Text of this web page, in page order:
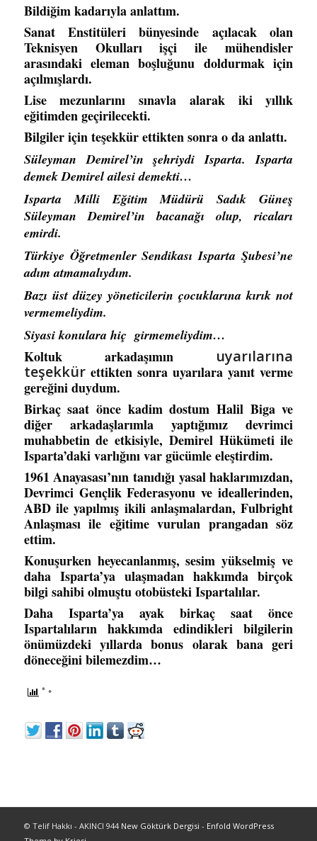
Bildiğim kadarıyla anlattım.
Sanat Enstitüleri bünyesinde açılacak olan
Teknisyen Okulları işçi ile mühendisler
arasındaki eleman boşluğunu doldurmak için
açılmışlardı.
Lise mezunlarını sınavla alarak iki yıllık
eğitimden geçirilecekti.
Bilgiler için teşekkür ettikten sonra o da anlattı.
Süleyman Demirel’in şehriydi Isparta. Isparta
demek Demirel ailesi demekti…
Isparta Milli Eğitim Müdürü Sadık Güneş
Süleyman Demirel’in bacanağı olup, ricaları
emirdi.
Türkiye Öğretmenler Sendikası Isparta Şubesi’ne
adım atmamalıydım.
Bazı üst düzey yöneticilerin çocuklarına kırık not
vermemeliydim.
Siyasi konulara hiç girmemeliydim…
Koltuk arkadaşımın uyarılarına
teşekkür ettikten sonra uyarılara yanıt verme
gereğini duydum.
Birkaç saat önce kadim dostum Halil Biga ve
diğer arkadaşlarımla yaptığımız devrimci
muhabbetin de etkisiyle, Demirel Hükümeti ile
Isparta’daki varlığını var gücümle eleştirdim.
1961 Anayasası’nın tanıdığı yasal haklarımızdan,
Devrimci Gençlik Federasyonu ve ideallerinden,
ABD ile yapılmış ikili anlaşmalardan, Fulbright
Anlaşması ile eğitime vurulan prangadan söz
ettim.
Konuşurken heyecanlanmış, sesim yükselmiş ve
daha Isparta’ya ulaşmadan hakkımda birçok
bilgi sahibi olmuştu otobüsteki Ispartalılar.
Daha Isparta’ya ayak birkaç saat önce
Ispartalıların hakkımdaedindikleri bilgilerin
önümüzdeki yıllarda bonus olarak bana geri
döneceğini bilemezdim…
© Telif Hakkı - AKINCI 944 New Göktürk Dergisi - Enfold WordPress